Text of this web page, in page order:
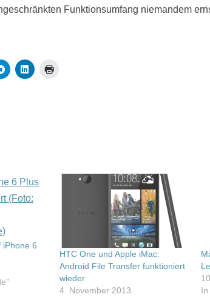
Funktionsumfang niemandem
iPhone 6
HTC One und Apple iMac:
Android File Transfer funktioniert
wieder
4. November 2013